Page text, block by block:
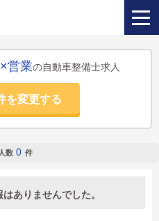
営業の自動車整備士求人
を変更する
数 0 件
ありませんでした。